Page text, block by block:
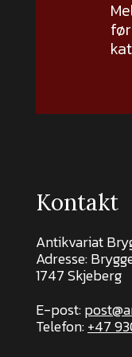
Kontakt
Antikvariat
Adresse:
1747 Skjeberg
E-post:
Telefon:+47